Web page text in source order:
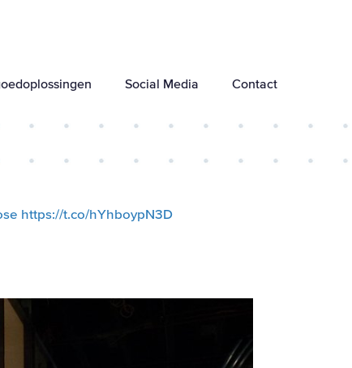
Social Media Contact
https://t.co/hYhboypN3D